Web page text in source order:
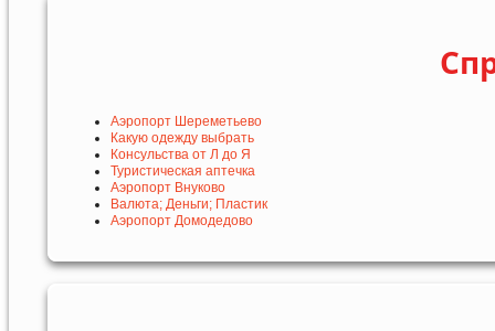
Аэропорт Шереметьево
Какую одежду выбрать
Консульства от Л до Я
Туристическая аптечка
Аэропорт Внуково
Валюта; Деньги; Пластик
Аэропорт Домодедово